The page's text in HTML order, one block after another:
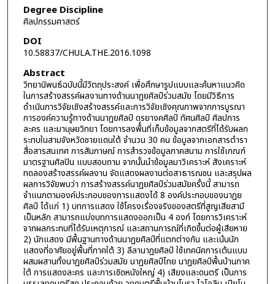
Degree Discipline
ศิลปกรรมศาสตร์
DOI
10.58837/CHULA.THE.2016.1098
Abstract
วิทยานิพนธ์ฉบับนี้มีวัตถุประสงค์ เพื่อศึกษารูปแบบและค้นหาแนวคิด
ในการสร้างสรรค์ผลงานทางด้านนาฏยศิลป์ร่วมสมัย โดยมีวิธีการ
ดำเนินการวิจัยเชิงสร้างสรรค์และการวิจัยเชิงคุณภาพจากการบูรณา
การองค์ความรู้ทางด้านนาฏยศิลป์ ดุรยางคศิลป์ ทัศนศิลป์ ศิลปการ
ละคร และมานุษยวิทยา โดยการลงพื้นที่เก็บข้อมูลจากสตรีที่ได้รับผลก
ระทบในสามจังหวัดชายแดนใต้ จำนวน 30 คน ข้อมูลจากเอกสารตำรา
สื่อสารสนเทศ การสัมภาษณ์ การสำรวจข้อมูลภาคสนาม การใช้เกณฑ์
มาตรฐานศิลปิน แบบสอบถาม จากนั้นนำข้อมูลมาวิเคราะห์ สังเคราะห์
ทดลองสร้างสรรค์ผลงาน จัดแสดงผลงานต่อสาธารณชน และสรุปผล
ผลการวิจัยพบว่า การสร้างสรรค์นาฏยศิลป์ร่วมสมัยครั้งนี้ สามารถ
จำแนกตามองค์ประกอบของการแสดงได้ 8 องค์ประกอบของนาฏย
ศิลป์ ได้แก่ 1) บทการแสดง ใช้โครงเรื่องจริงของสตรีที่สูญเสียสามี
เป็นหลัก สามารถแบ่งบทการแสดงออกเป็น 4 องก์ โดยการวิเคราะห์
จากผลกระทบที่ได้รับเหตุการณ์ และสถานการณ์ที่เกิดขึ้นต่อผู้เสียหาย
2) นักแสดง มีพื้นฐานทางด้านนาฏยศิลป์ที่แตกต่างกัน และเน้นนัก
แสดงที่อาศัยอยู่พื้นที่ภาคใต้ 3) ลีลานาฏยศิลป์ ใช้เทคนิคการเต้นแบบ
ผสมผสานทั้งนาฏยศิลป์ร่วมสมัย นาฏยศิลป์ไทย นาฏยศิลป์พื้นบ้านภาค
ใต้ การแสดงละคร และการเชิดหนังใหญ่ 4) เสียงและดนตรี เป็นการ